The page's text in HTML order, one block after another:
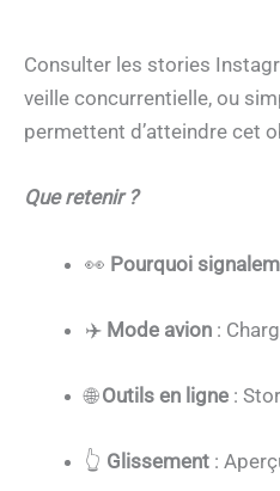
Consulter les stories
veille concurrentielle, ou
permettent d’atteindre cet
Que retenir ?
👀 Pourquoi
✈️ Mode avion :
🌐Outils en ligne :
👆 Glissement :